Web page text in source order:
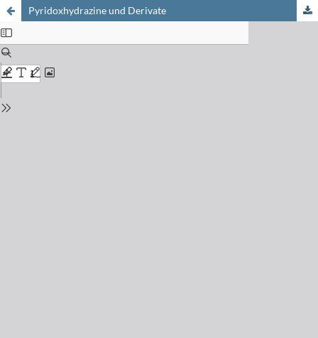
Pyridoxhydrazine und Derivate